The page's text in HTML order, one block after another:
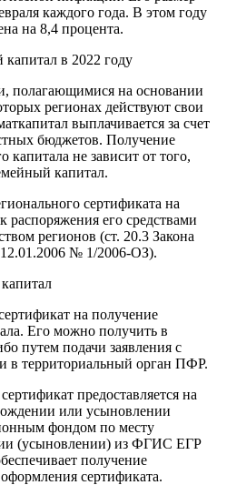
каждого года. В этом году
на 8,4 процента.
в 2022 году
полагающимися на основании
регионах действуют свои
выплачивается за счет
бюджетов. Получение
капитала не зависит от того,
капитал.
сертификата на
распоряжения его средствами
регионов (ст. 20.3 Закона
№ 1/2006-ОЗ).
на получение
Его можно получить в
путем подачи заявления с
в территориальный орган ПФР.
предоставляется на
или усыновлении
фондом по месту
(усыновлении) из ФГИС ЕГР
получение
сертификата.